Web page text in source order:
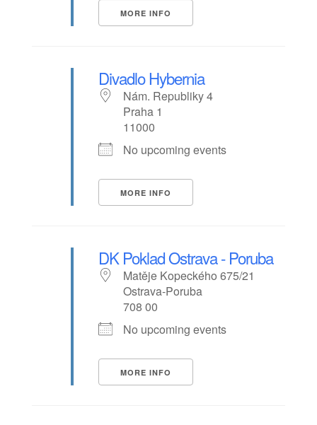
MORE INFO
Divadlo Hybernia
Nám. Republiky 4
Praha 1
11000
No upcoming events
MORE INFO
DK Poklad Ostrava - Poruba
Matěje Kopeckého 675/21
Ostrava-Poruba
708 00
No upcoming events
MORE INFO